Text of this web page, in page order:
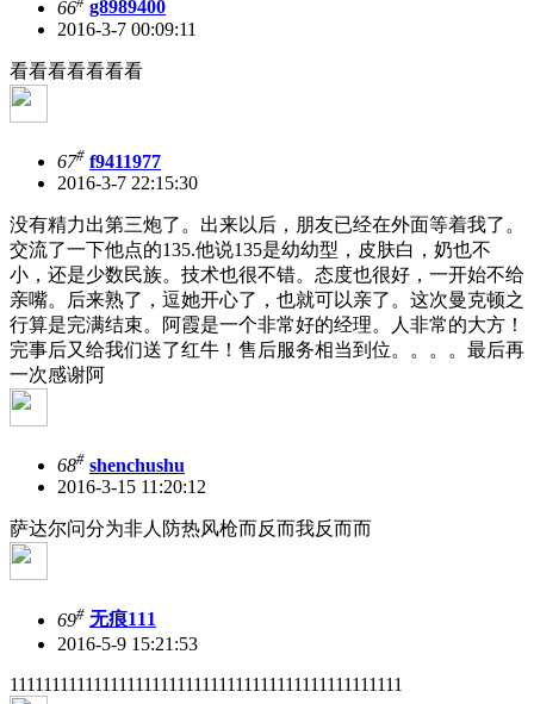
66
g8989400
2016-3-7 00:09:11
看看看看看看看
67# f9411977
2016-3-7 22:15:30
没有精力出第三炮了。出来以后，朋友已经在外面等着我了。
交流了一下他点的135.他说135是幼幼型，皮肤白，奶也不
小，还是少数民族。技术也很不错。态度也很好，一开始不给
亲嘴。后来熟了，逗她开心了，也就可以亲了。这次曼克顿之
行算是完满结束。阿霞是一个非常好的经理。人非常的大方！
完事后又给我们送了红牛！售后服务相当到位。。。。最后再
一次感谢阿
68# shenchushu
2016-3-15 11:20:12
萨达尔问分为非人防热风枪而反而我反而而
69# 无痕111
2016-5-9 15:21:53
11111111111111111111111111111111111111111111111